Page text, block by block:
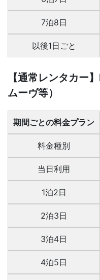
7泊8日
以後1日ごと
【通常レンタカー
ムーヴ等）
期間ごとの料金プラン
料金種別
当日利用
1泊2日
2泊3日
3泊4日
4泊5日